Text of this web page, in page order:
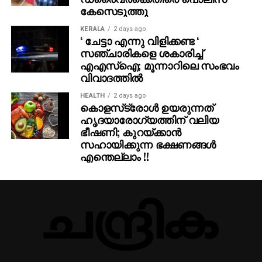
സംസ്ഥാന ഭരണകൂടങ്ങളുടെ ഫൗളിനെതിരെയുള്ള
മഞ്ഞക്കാര്‍ഡാണ് വേങ്ങരയില്‍ നിന്നുയരുക.
(പ്രതിപക്ഷ ഉപനേതാവാണ് ലേഖകന്‍)
RELATED TOPICS: ARTICLE
UP NEXT
ടാറ്റ ടെലി സര്‍വീസസ് പൂട്ടാനൊരുങ്ങുന്നു5000
പേര്‍ക്ക് തൊഴില്‍ നഷ്ടമാകും
DON'T MISS
മോദിയുടെ അച്ഛാദിന്‍ സ്വന്തം പാര്‍ട്ടിക്കാര്‍ക്കോ
കേസെടുത്തു
KERALA 2 days ago
‘ ചേട്ടാ എന്നു വിളിക്കണ്ട ‘
സഞ്ചാരികളെ ശകാരിച്ച്
എഎസ്‌ഐ; മൂന്നാറിലെ സംഭവം
വിവാദത്തില്‍
HEALTH 2 days ago
കൊളസ്‌ട്രോള്‍ ഉയരുന്നത്
ഹൃദയാരോഗ്യത്തിന് വലിയ
ഭീഷണി; കുറയ്ക്കാന്‍
സഹായിക്കുന്ന ഭക്ഷണങ്ങള്‍
എന്തെല്ലാം !!